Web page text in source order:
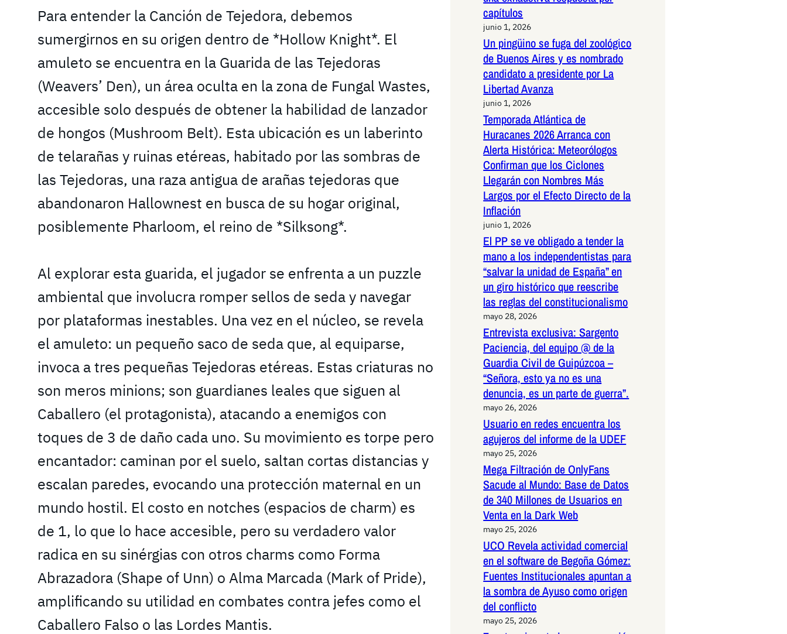
Para entender la Canción de Tejedora, debemos
sumergirnos en su origen dentro de *Hollow Knight*. El
amuleto se encuentra en la Guarida de las Tejedoras
(Weavers’ Den), un área oculta en la zona de Fungal Wastes,
accesible solo después de obtener la habilidad de lanzador
de hongos (Mushroom Belt). Esta ubicación es un laberinto
de telarañas y ruinas etéreas, habitado por las sombras de
las Tejedoras, una raza antigua de arañas tejedoras que
abandonaron Hallownest en busca de su hogar original,
posiblemente Pharloom, el reino de *Silksong*.
Al explorar esta guarida, el jugador se enfrenta a un puzzle
ambiental que involucra romper sellos de seda y navegar
por plataformas inestables. Una vez en el núcleo, se revela
el amuleto: un pequeño saco de seda que, al equiparse,
invoca a tres pequeñas Tejedoras etéreas. Estas criaturas no
son meros minions; son guardianes leales que siguen al
Caballero (el protagonista), atacando a enemigos con
toques de 3 de daño cada uno. Su movimiento es torpe pero
encantador: caminan por el suelo, saltan cortas distancias y
escalan paredes, evocando una protección maternal en un
mundo hostil. El costo en notches (espacios de charm) es
de 1, lo que lo hace accesible, pero su verdadero valor
radica en su sinérgias con otros charms como Forma
Abrazadora (Shape of Unn) o Alma Marcada (Mark of Pride),
amplificando su utilidad en combates contra jefes como el
Caballero Falso o las Lordes Mantis.
capítulos
junio 1, 2026
Un pingüino se fuga del zoológico
de Buenos Aires y es nombrado
candidato a presidente por La
Libertad Avanza
junio 1, 2026
Temporada Atlántica de
Huracanes 2026 Arranca con
Alerta Histórica: Meteorólogos
Confirman que los Ciclones
Llegarán con Nombres Más
Largos por el Efecto Directo de la
Inflación
junio 1, 2026
El PP se ve obligado a tender la
mano a los independentistas para
“salvar la unidad de España” en
un giro histórico que reescribe
las reglas del constitucionalismo
mayo 28, 2026
Entrevista exclusiva: Sargento
Paciencia, del equipo @ de la
Guardia Civil de Guipúzcoa –
“Señora, esto ya no es una
denuncia, es un parte de guerra”.
mayo 26, 2026
Usuario en redes encuentra los
agujeros del informe de la UDEF
mayo 25, 2026
Mega Filtración de OnlyFans
Sacude al Mundo: Base de Datos
de 340 Millones de Usuarios en
Venta en la Dark Web
mayo 25, 2026
UCO Revela actividad comercial
en el software de Begoña Gómez:
Fuentes Institucionales apuntan a
la sombra de Ayuso como origen
del conflicto
mayo 25, 2026